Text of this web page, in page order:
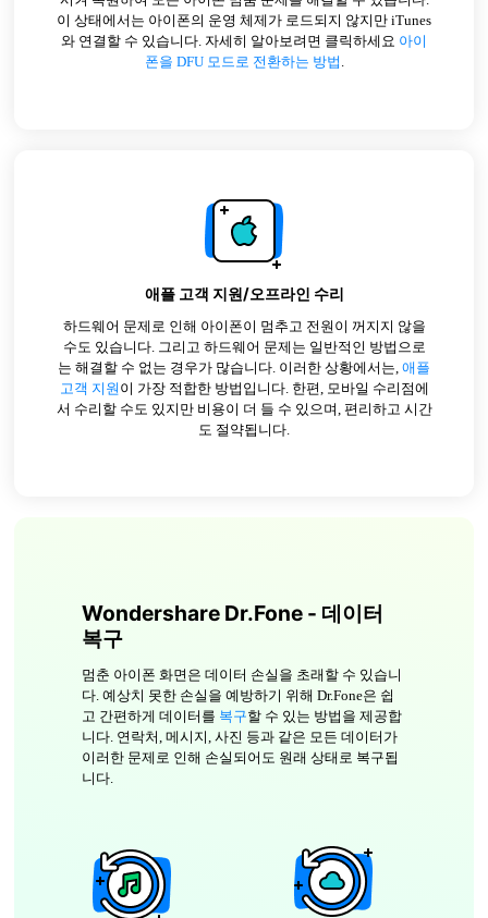
이 상태에서는 아이폰의 운영 체제가 로드되지 않지만 iTunes
와 연결할 수 있습니다. 자세히 알아보려면 클릭하세요 아이
폰을 DFU 모드로 전환하는 방법 .
애플 고객 지원/오프라인 수리
하드웨어 문제로 인해 아이폰이 멈추고 전원이 꺼지지 않을
수도 있습니다. 그리고 하드웨어 문제는 일반적인 방법으로
는 해결할 수 없는 경우가 많습니다. 이러한 상황에서는, 애플
고객 지원 이 가장 적합한 방법입니다. 한편, 모바일 수리점에
서 수리할 수도 있지만 비용이 더 들 수 있으며, 편리하고 시간
도 절약됩니다.
Wondershare Dr.Fone - 데이터
복구
멈춘 아이폰 화면은 데이터 손실을 초래할 수 있습니
다. 예상치 못한 손실을 예방하기 위해 Dr.Fone은 쉽
고 간편하게 데이터를 복구할 수 있는 방법을 제공합
니다. 연락처, 메시지, 사진 등과 같은 모든 데이터가
이러한 문제로 인해 손실되어도 원래 상태로 복구됩
니다.